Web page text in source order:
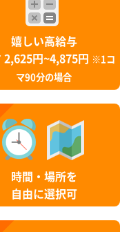
嬉しい高給与
2,625円~4,875円
※1コ
マ90分の場合
時間・場所を
自由に選択可